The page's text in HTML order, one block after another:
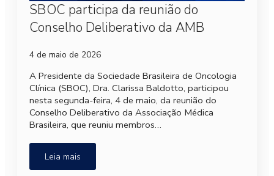
SBOC participa da reunião do
Conselho Deliberativo da AMB
4 de maio de 2026
A Presidente da Sociedade Brasileira de Oncologia
Clínica (SBOC), Dra. Clarissa Baldotto, participou
nesta segunda-feira, 4 de maio, da reunião do
Conselho Deliberativo da Associação Médica
Brasileira, que reuniu membros…
Leia mais